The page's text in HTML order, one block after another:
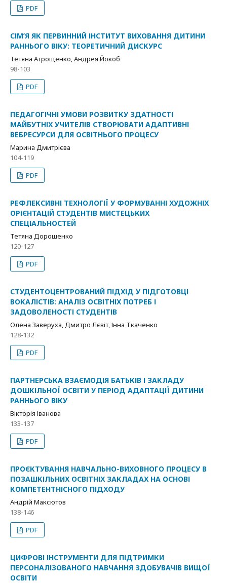
PDF
СІМ’Я ЯК ПЕРВИННИЙ ІНСТИТУТ ВИХОВАННЯ ДИТИНИ
РАННЬОГО ВІКУ: ТЕОРЕТИЧНИЙ ДИСКУРС
Тетяна Атрощенко, Андрея Йокоб
98-103
PDF
ПЕДАГОГІЧНІ УМОВИ РОЗВИТКУ ЗДАТНОСТІ
МАЙБУТНІХ УЧИТЕЛІВ СТВОРЮВАТИ АДАПТИВНІ
ВЕБРЕСУРСИ ДЛЯ ОСВІТНЬОГО ПРОЦЕСУ
Марина Дмитрієва
104-119
PDF
РЕФЛЕКСИВНІ ТЕХНОЛОГІЇ У ФОРМУВАННІ ХУДОЖНІХ
ОРІЄНТАЦІЙ СТУДЕНТІВ МИСТЕЦЬКИХ
СПЕЦІАЛЬНОСТЕЙ
Тетяна Дорошенко
120-127
PDF
СТУДЕНТОЦЕНТРОВАНИЙ ПІДХІД У ПІДГОТОВЦІ
ВОКАЛІСТІВ: АНАЛІЗ ОСВІТНІХ ПОТРЕБ І
ЗАДОВОЛЕНОСТІ СТУДЕНТІВ
Олена Заверуха, Дмитро Лєвіт, Інна Ткаченко
128-132
PDF
ПАРТНЕРСЬКА ВЗАЄМОДІЯ БАТЬКІВ І ЗАКЛАДУ
ДОШКІЛЬНОЇ ОСВІТИ У ПЕРІОД АДАПТАЦІЇ ДИТИНИ
РАННЬОГО ВІКУ
Вікторія Іванова
133-137
PDF
ПРОЄКТУВАННЯ НАВЧАЛЬНО-ВИХОВНОГО ПРОЦЕСУ В
ПОЗАШКІЛЬНИХ ОСВІТНІХ ЗАКЛАДАХ НА ОСНОВІ
КОМПЕТЕНТНІСНОГО ПІДХОДУ
Андрій Максютов
138-146
PDF
ЦИФРОВІ ІНСТРУМЕНТИ ДЛЯ ПІДТРИМКИ
ПЕРСОНАЛІЗОВАНОГО НАВЧАННЯ ЗДОБУВАЧІВ ВИЩОЇ
ОСВІТИ